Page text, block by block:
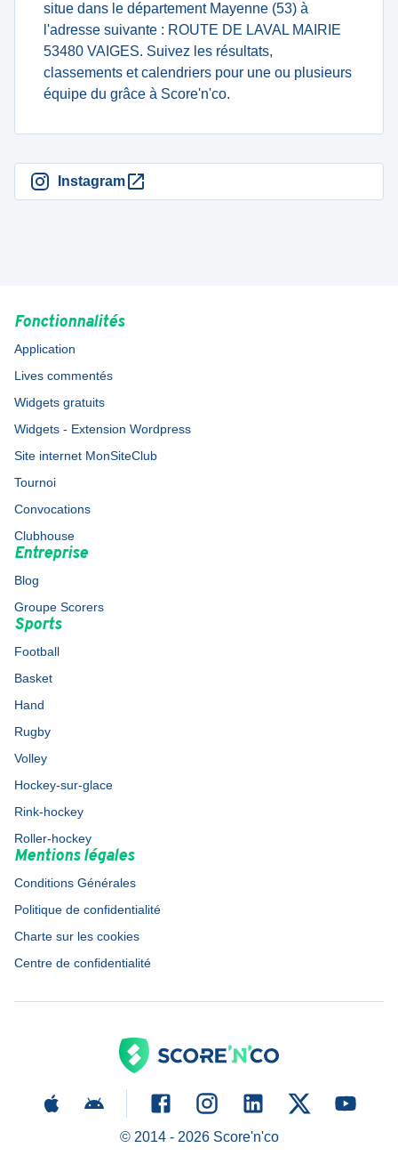
situe dans le département Mayenne (53) à
l'adresse suivante : ROUTE DE LAVAL MAIRIE
53480 VAIGES. Suivez les résultats,
classements et calendriers pour une ou plusieurs
équipe du grâce à Score'n'co.
Instagram
Fonctionnalités
Application
Lives commentés
Widgets gratuits
Widgets - Extension Wordpress
Site internet MonSiteClub
Tournoi
Convocations
Clubhouse
Entreprise
Blog
Groupe Scorers
Sports
Football
Basket
Hand
Rugby
Volley
Hockey-sur-glace
Rink-hockey
Roller-hockey
Mentions légales
Conditions Générales
Politique de confidentialité
Charte sur les cookies
Centre de confidentialité
© 2014 - 2026Score'n'co